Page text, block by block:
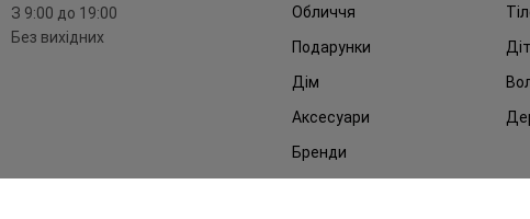
З 9:00 до 19:00
Без вихідних
Обличчя
Подарунки
Дім
Аксесуари
Бренди